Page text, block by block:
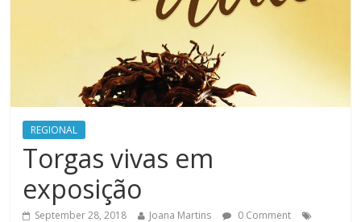
REGIONAL
Torgas vivas em
exposição
September 28, 2018 Joana Martins
0 Comment